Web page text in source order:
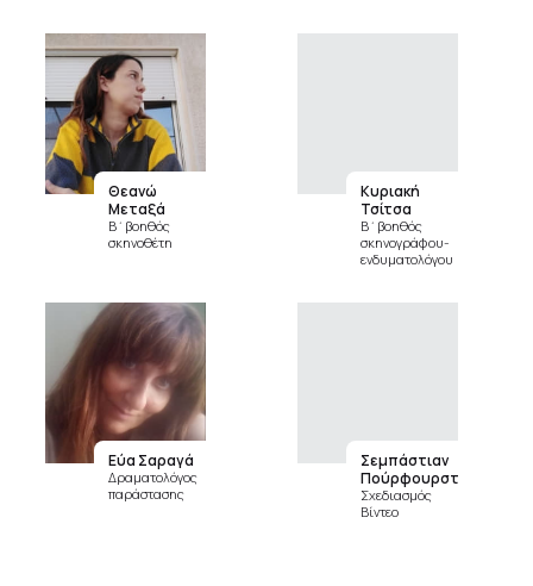
Θεανώ
Μεταξά
Β΄βοηθός
σκηνοθέτη
Κυριακή
Τσίτσα
Β΄βοηθός
σκηνογράφου-
ενδυματολόγου
Εύα Σαραγά
Δραματολόγος
παράστασης
Σεμπάστιαν
Πούρφουρστ
Σχεδιασμός
Βίντεο